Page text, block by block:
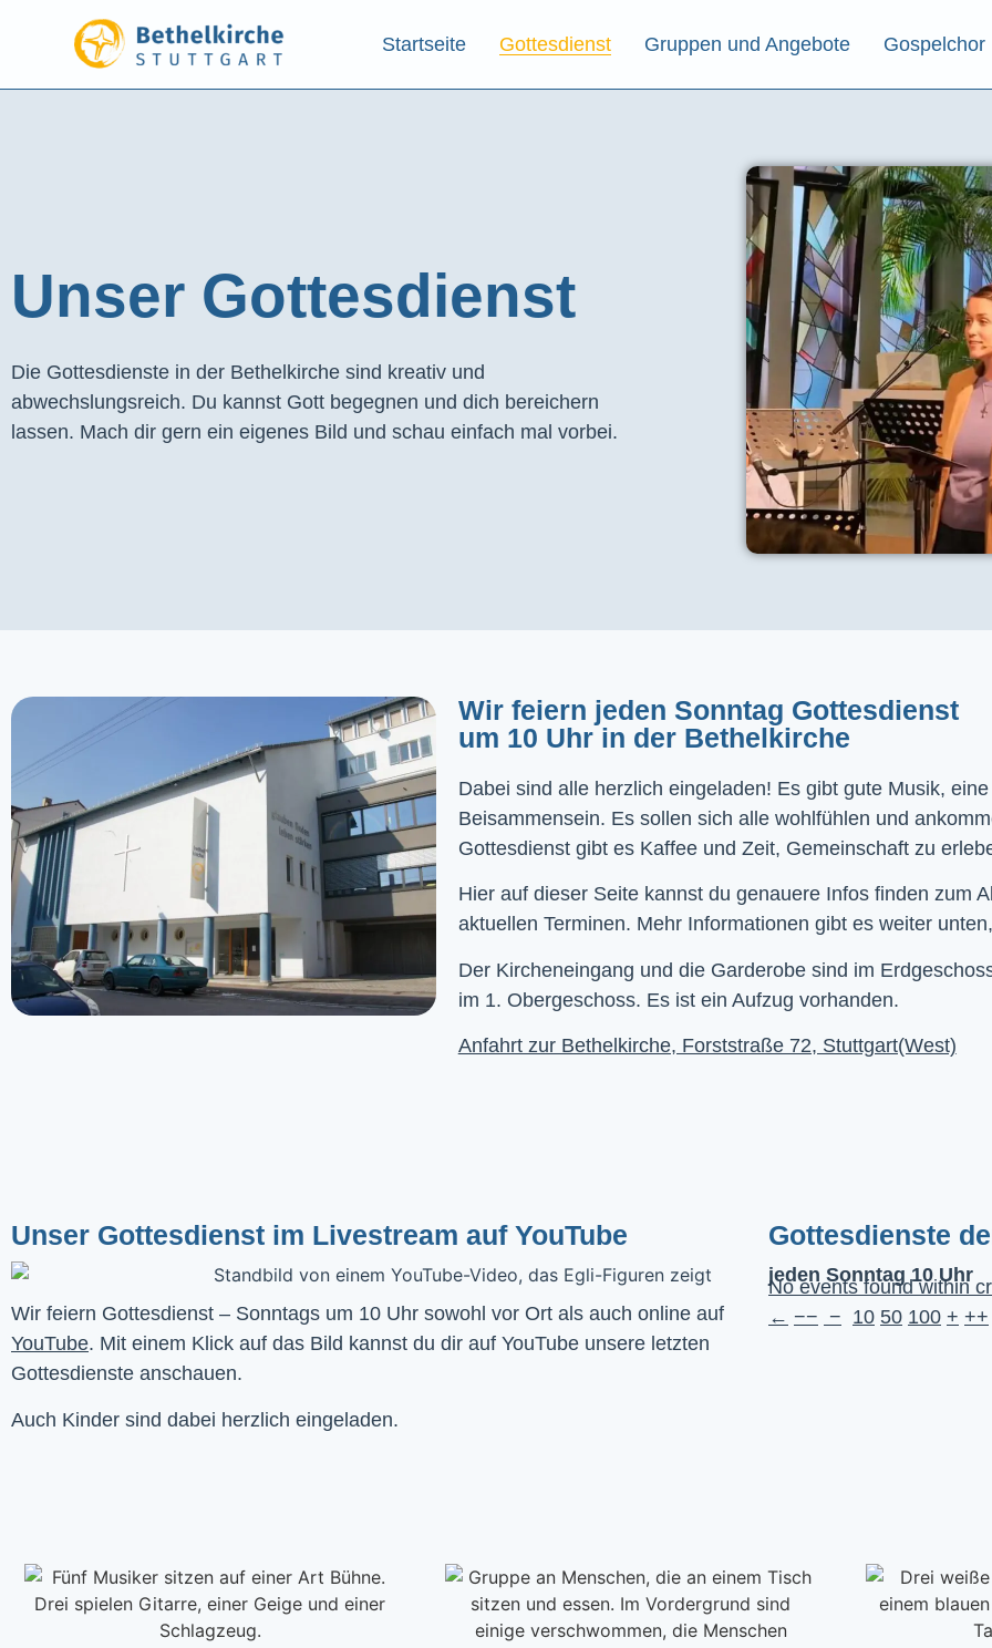
Startseite Gottesdienst Gruppen und Angebote Gospelchor
Unser Gottesdienst​
Die Gottesdienste in der Bethelkirche sind kreativ und
abwechslungsreich. Du kannst Gott begegnen und dich bereichern
lassen. Mach dir gern ein eigenes Bild und schau einfach mal vorbei.
Wir feiern jeden Sonntag Gottesdienst
um 10 Uhr in der Bethelkirche
Dabei sind alle herzlich eingeladen! Es gibt gute Musik,
Beisammensein. Es sollen sich alle wohlfühlen und
Gottesdienst gibt es Kaffee und Zeit, Gemeinschaft zu
Hier auf dieser Seite kannst du genauere Infos finden zum
aktuellen Terminen. Mehr Informationen gibt es weiter
Der Kircheneingang und die Garderobe sind im
im 1. Obergeschoss. Es ist ein Aufzug vorhanden.
Anfahrt zur Bethelkirche, Forststraße 72, Stuttgart(West)
Unser Gottesdienst im Livestream auf YouTube
YouTube. Mit einem Klick auf das Bild kannst du dir auf YouTube unsere letzten
Gottesdienste anschauen.
Auch Kinder sind dabei herzlich eingeladen.
Gottesdienste
jeden Sonntag 10 Uhr
No events found within
← −− − 10 50 100 + ++